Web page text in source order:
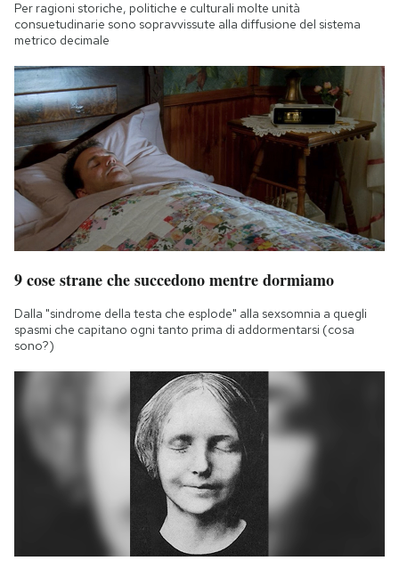
Per ragioni storiche, politiche e culturali molte unità
consuetudinarie sono sopravvissute alla diffusione del sistema
metrico decimale
9 cose strane che succedono mentre dormiamo
Dalla "sindrome della testa che esplode" alla sexsomnia a quegli
spasmi che capitano ogni tanto prima di addormentarsi (cosa
sono?)